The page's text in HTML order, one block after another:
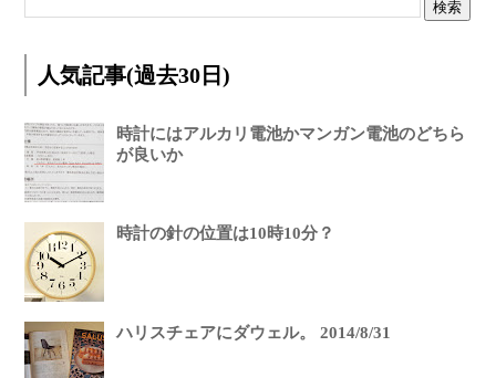
人気記事(過去30日)
時計にはアルカリ電池かマンガン電池のどちら
が良いか
時計の針の位置は10時10分？
ハリスチェアにダウェル。 2014/8/31